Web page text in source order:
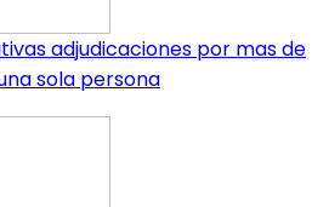
adjudicaciones por mas de
sola persona